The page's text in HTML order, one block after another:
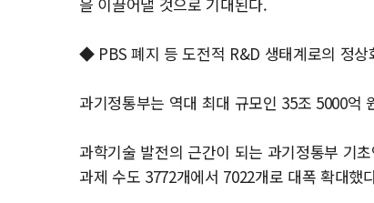
◆ PBS 폐지 등 도전적 R&D 생태계로의 정상
과기정통부는 역대 최대 규모인 35조 5000억
과학기술 발전의 근간이 되는 과기정통부 기
과제 수도 3772개에서 7022개로 대폭 확대했